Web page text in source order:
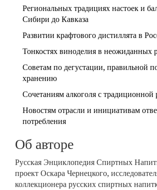
Региональных традициях настоек и
Сибири до Кавказа
Развитии крафтового дистиллята в
Тонкостях виноделия в неожиданных
Советам по дегустации, правильной
хранению
Сочетаниям алкоголя с традиционной
Новостям отрасли и инициативам
потребления
Об авторе
Русская Энциклопедия Спиртных
проект Оскара Чернецкого,
коллекционера русских спиртных